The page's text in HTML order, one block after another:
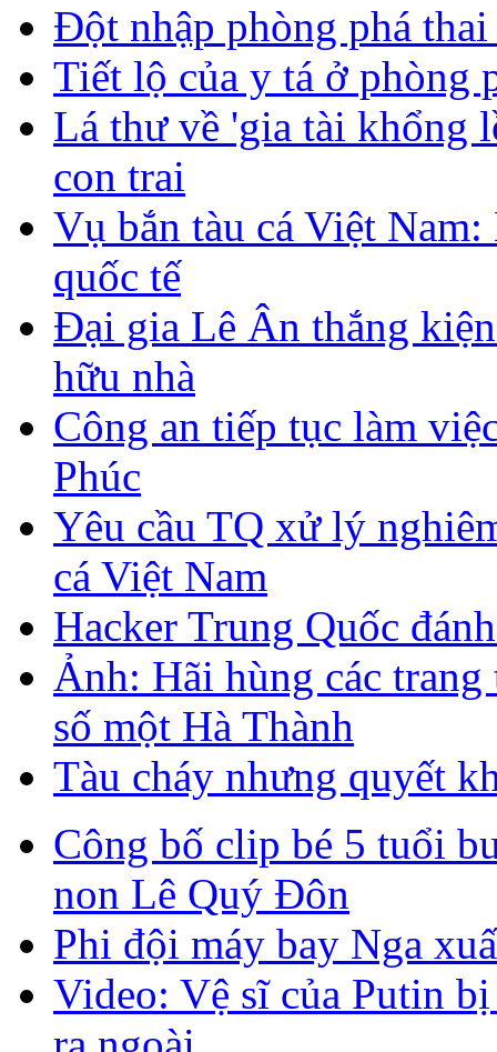
Đột nhập phòng phá
Tiết lộ của y tá ở phòng
Lá thư về 'gia tài khổng
con trai
Vụ bắn tàu cá Việt
quốc tế
Đại gia Lê Ân thắng
hữu nhà
Công an tiếp tục làm
Phúc
Yêu cầu TQ xử lý
cá Việt Nam
Hacker Trung Quốc
Ảnh: Hãi hùng các
số một Hà Thành
Tàu cháy nhưng quyết
Công bố clip bé 5 tuổi
non Lê Quý Đôn
Phi đội máy bay Nga
Video: Vệ sĩ của Putin